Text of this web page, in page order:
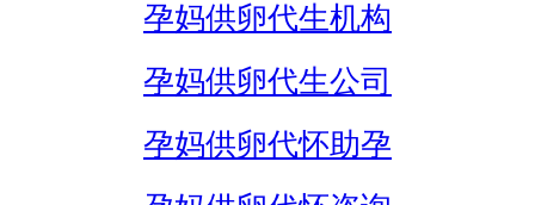
孕妈供卵代生机构
孕妈供卵代生公司
孕妈供卵代怀助孕